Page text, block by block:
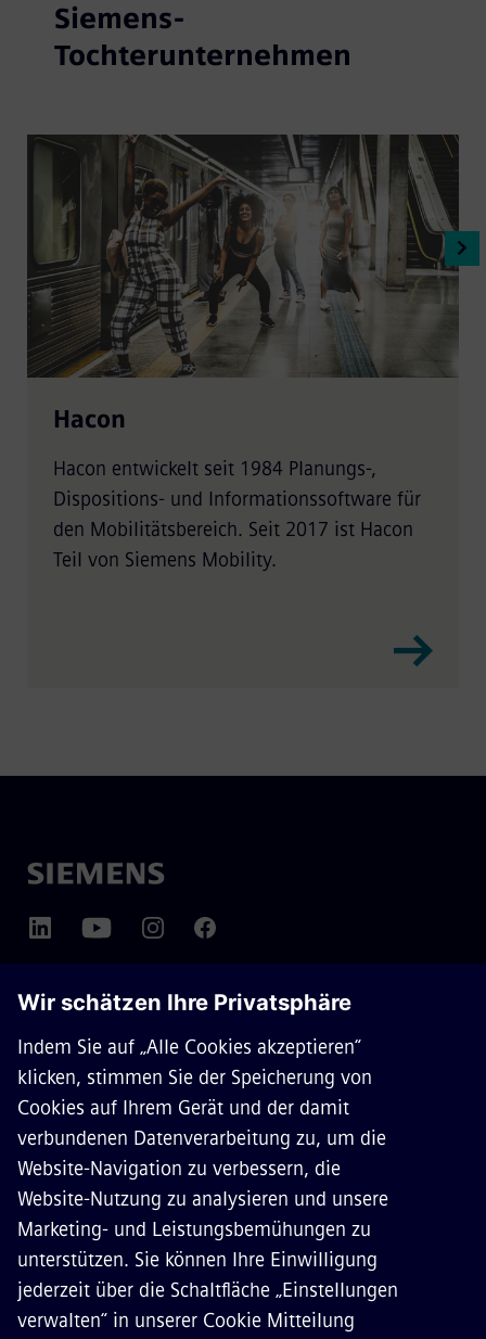
Siemens-
Tochterunternehmen
Hacon
Hacon entwickelt seit 1984 Planungs-,
Dispositions- und Informationssoftware für
den Mobilitätsbereich. Seit 2017 ist Hacon
Teil von Siemens Mobility.
ÜBER SIEMENS MOBILITY
KONTAKT
KARRIERE
© Siemens Mobility2026
Datenschutz